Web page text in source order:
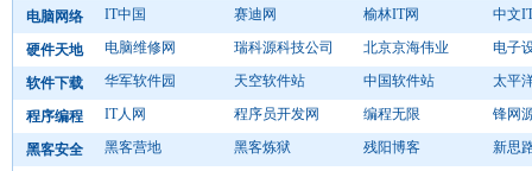
电脑网络 IT中国 赛迪网 榆林IT网 中文
硬件天地 电脑维修网 瑞科源科技公司 北京京海伟业 电子
软件下载 华军软件园 天空软件站 中国软件站 太平
程序编程 IT人网 程序员开发网 编程无限 锋网
黑客安全 黑客营地 黑客炼狱 残阳博客 新思